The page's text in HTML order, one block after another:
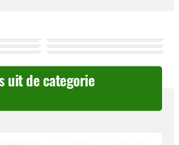
uit de categorie